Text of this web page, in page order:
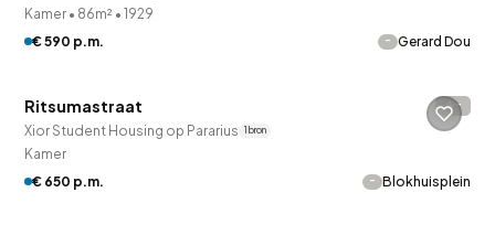
Kamer • 86m² • 1929
€ 590 p.m.
- Gerard Dou
Ritsumastraat -
Xior Student Housing op Pararius 1 bron
Kamer
€ 650 p.m.
- Blokhuisplein
Woningcorporatie